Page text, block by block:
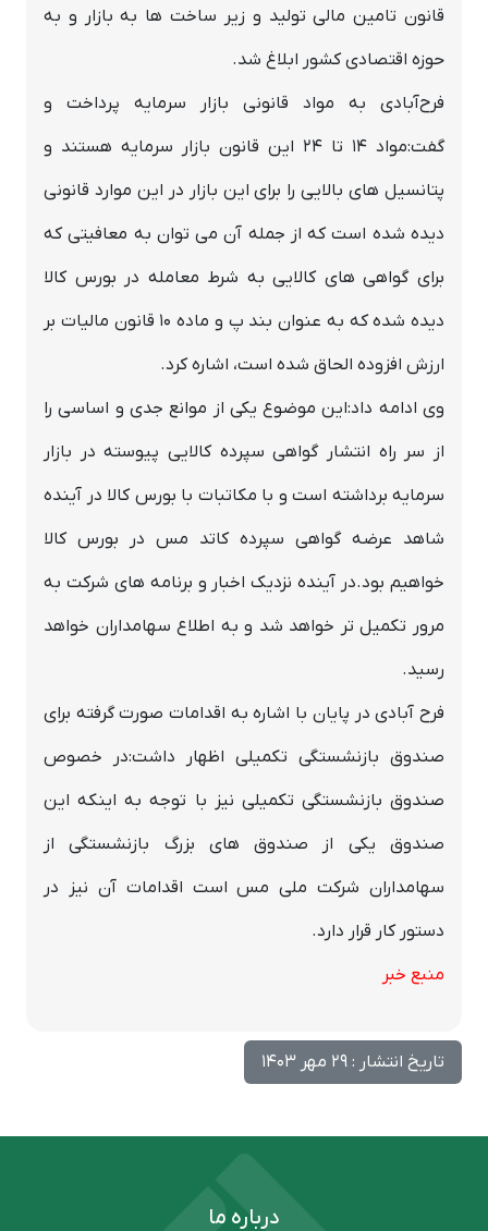
قانون تامین مالی تولید و زیر ساخت ها به بازار و به
حوزه اقتصادی کشور ابلاغ شد.
فرح‌آبادی به مواد قانونی بازار سرمایه پرداخت و
گفت:مواد ۱۴ تا ۲۴ این قانون بازار سرمایه هستند و
پتانسیل های بالایی را برای این بازار در این موارد قانونی
دیده شده است که از جمله آن می توان به معافیتی که
برای گواهی های کالایی به شرط معامله در بورس کالا
دیده شده که به عنوان بند پ و ماده ۱۰ قانون مالیات بر
ارزش افزوده الحاق شده است، اشاره کرد.
وی ادامه داد:این موضوع یکی از موانع جدی و اساسی را
از سر راه انتشار گواهی سپرده کالایی پیوسته در بازار
سرمایه برداشته است و با مکاتبات با بورس کالا در آینده
شاهد عرضه گواهی سپرده کاتد مس در بورس کالا
خواهیم بود.در آینده نزدیک اخبار و برنامه های شرکت به
مرور تکمیل تر خواهد شد و به اطلاع سهامداران خواهد
رسید.
فرح آبادی در پایان با اشاره به اقدامات صورت گرفته برای
صندوق بازنشستگی تکمیلی اظهار داشت:در خصوص
صندوق بازنشستگی تکمیلی نیز با توجه به اینکه این
صندوق یکی از صندوق های بزرگ بازنشستگی از
سهامداران شرکت ملی مس است اقدامات آن نیز در
دستور کار قرار دارد.
منبع خبر
تاریخ انتشار : 29 مهر 1403
درباره ما